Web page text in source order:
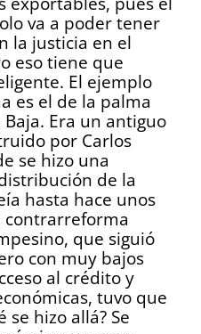
va a poder tener
la justicia en el
eso tiene que
El ejemplo
es el de la palma
Era un antiguo
por Carlos
se hizo una
de la
hasta hace unos
contrarreforma
que siguió
con muy bajos
al crédito y
tuvo que
hizo allá? Se